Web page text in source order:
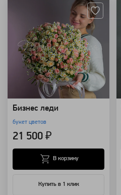
Бизнес леди
букет цветов
21 500 ₽
Купить в 1 клик
В корзину